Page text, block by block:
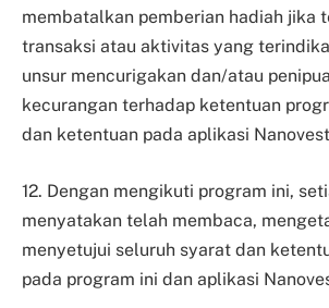
membatalkan pemberian hadiah jika
transaksi atau aktivitas yang
unsur mencurigakan dan/atau
kecurangan terhadap ketentuan
dan ketentuan pada aplikasi
12. Dengan mengikuti program ini,
menyatakan telah membaca,
menyetujui seluruh syarat dan
pada program ini dan aplikasi